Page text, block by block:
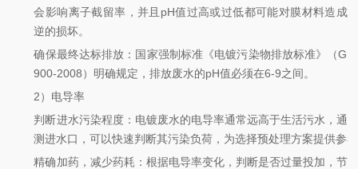
会影响离子截留率，并且pH值过高或过低都可能对膜材料造成
逆的损坏。
确保最终达标排放：国家强制标准《电镀污染物排放标准》（GB
900-2008）明确规定，排放废水的pH值必须在6-9之间。
2）电导率
判断进水污染程度：电镀废水的电导率通常远高于生活污水，通
测进水口，可以快速判断其污染负荷，为选择预处理方案提供参
精确加药，减少药耗：根据电导率变化，判断是否过量投加，节